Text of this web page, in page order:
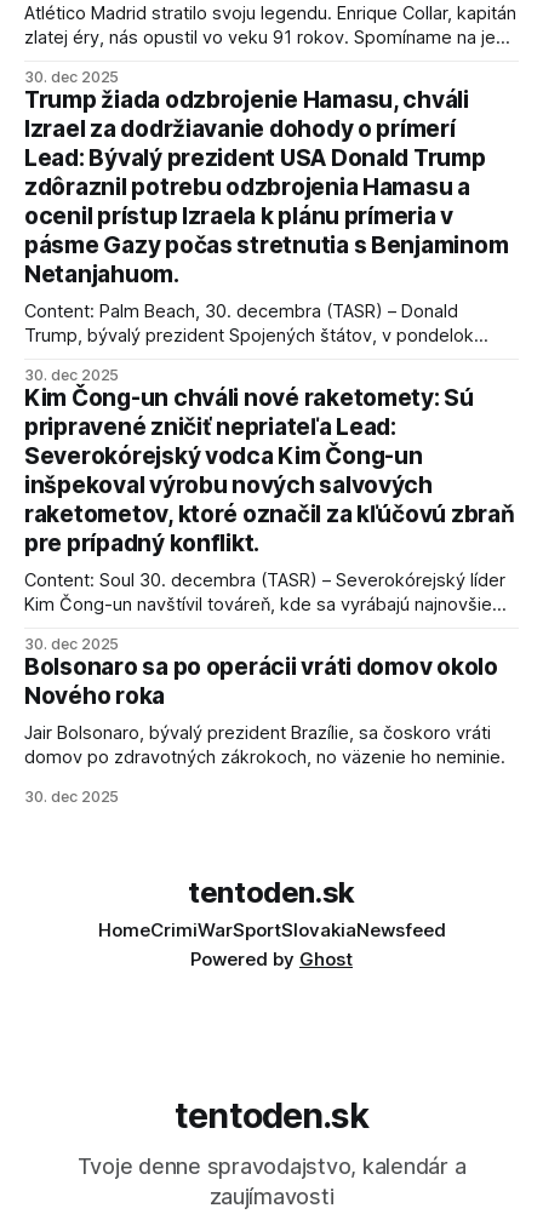
Atlético Madrid stratilo svoju legendu. Enrique Collar, kapitán
zlatej éry, nás opustil vo veku 91 rokov. Spomíname na jeho
30. dec 2025
Trump žiada odzbrojenie Hamasu, chváli
Izrael za dodržiavanie dohody o prímerí
Lead: Bývalý prezident USA Donald Trump
zdôraznil potrebu odzbrojenia Hamasu a
ocenil prístup Izraela k plánu prímeria v
pásme Gazy počas stretnutia s Benjaminom
Netanjahuom.
Content: Palm Beach, 30. decembra (TASR) – Donald
Trump, bývalý prezident Spojených štátov, v pondelok
kľúčové pre úspešné dosiahnutie prímeria v Gaze. Agentúra
AFP informuje, že Trump vyjadril presvedčenie, že Izrael plní
podmienky dohody o prí
30. dec 2025
Kim Čong-un chváli nové raketomety: Sú
pripravené zničiť nepriateľa Lead:
Severokórejský vodca Kim Čong-un
inšpekoval výrobu nových salvových
raketometov, ktoré označil za kľúčovú zbraň
pre prípadný konflikt.
Content: Soul 30. decembra (TASR) – Severokórejský líder
Kim Čong-un navštívil továreň, kde sa vyrábajú najnovšie
schopnosti. Informovali o tom štátne médiá KĽDR, na ktoré
sa odvoláva agentúra AFP.
30. dec 2025
Bolsonaro sa po operácii vráti domov okolo
Nového roka
Jair Bolsonaro, bývalý prezident Brazílie, sa čoskoro vráti
domov po zdravotných zákrokoch, no väzenie ho neminie.
30. dec 2025
tentoden.sk
HomeCrimiWarSportSlovakiaNewsfeed
Powered by Ghost
tentoden.sk
Tvoje denne spravodajstvo, kalendár a
zaujímavosti